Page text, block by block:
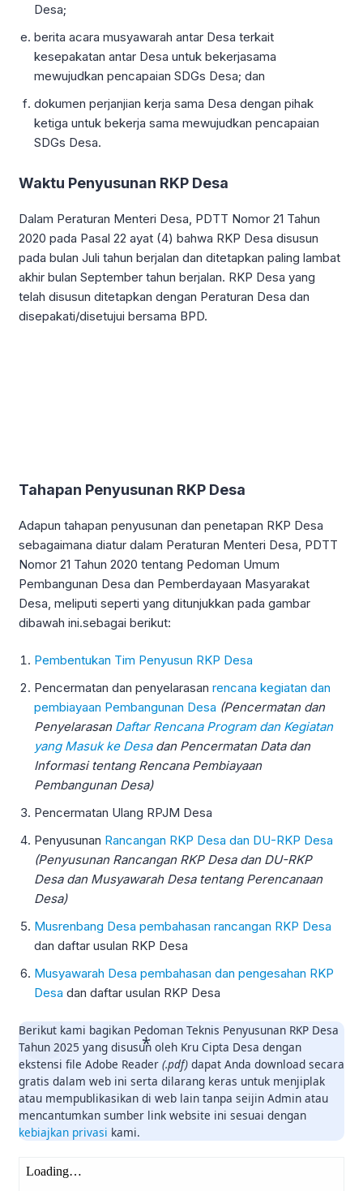
Desa;
berita acara musyawarah antar Desa terkait
kesepakatan antar Desa untuk bekerjasama
mewujudkan pencapaian SDGs Desa; dan
dokumen perjanjian kerja sama Desa dengan pihak
ketiga untuk bekerja sama mewujudkan pencapaian
SDGs Desa.
Waktu Penyusunan RKP Desa
Dalam Peraturan Menteri Desa, PDTT Nomor 21 Tahun
2020 pada Pasal 22 ayat (4) bahwa RKP Desa disusun
pada bulan Juli tahun berjalan dan ditetapkan paling lambat
akhir bulan September tahun berjalan. RKP Desa yang
telah disusun ditetapkan dengan Peraturan Desa dan
disepakati/disetujui bersama BPD.
Tahapan Penyusunan RKP Desa
Adapun tahapan penyusunan dan penetapan RKP Desa
sebagaimana diatur dalam Peraturan Menteri Desa, PDTT
Nomor 21 Tahun 2020 tentang Pedoman Umum
Pembangunan Desa dan Pemberdayaan Masyarakat
Desa, meliputi seperti yang ditunjukkan pada gambar
dibawah ini.sebagai berikut:
Pembentukan Tim Penyusun RKP Desa
Pencermatan dan penyelarasanrencana kegiatan dan
pembiayaan Pembangunan Desa (Pencermatan dan
Penyelarasan Daftar Rencana Program dan Kegiatan
yang Masuk ke Desadan Pencermatan Data dan
Informasi tentang Rencana Pembiayaan
Pembangunan Desa)
Pencermatan Ulang RPJM Desa
Penyusunan Rancangan RKP Desa dan DU-RKP Desa
(Penyusunan Rancangan RKP Desa dan DU-RKP
Desa dan Musyawarah Desa tentang Perencanaan
Desa)
Musrenbang Desa pembahasan rancangan RKP Desa
dan daftar usulan RKP Desa
Musyawarah Desa pembahasan dan pengesahan RKP
Desa dan daftar usulan RKP Desa
Berikut kami bagikan Pedoman Teknis Penyusunan RKP Desa
Tahun 2025 yang disusun oleh Kru Cipta Desa dengan
ekstensi file Adobe Reader (.pdf) dapat Anda download secara
gratis dalam web ini serta dilarang keras untuk menjiplak
atau mempublikasikan di web lain tanpa seijin Admin atau
mencantumkan sumber link website ini sesuai dengan
kebiajkan privasi kami.